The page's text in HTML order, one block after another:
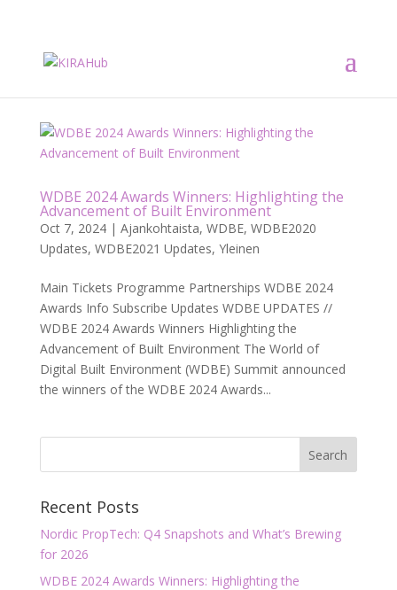
WDBE 2024 Awards Winners: Highlighting the
Advancement of Built Environment
Oct 7, 2024| Ajankohtaista, WDBE, WDBE2020
Updates, WDBE2021 Updates, Yleinen
Main Tickets Programme Partnerships WDBE 2024
Awards Info Subscribe Updates WDBE UPDATES //
WDBE 2024 Awards Winners Highlighting the
Advancement of Built Environment The World of
Digital Built Environment (WDBE) Summit announced
the winners of the WDBE 2024 Awards...
Recent Posts
Nordic PropTech: Q4 Snapshots and What’s Brewing
for 2026
WDBE 2024 Awards Winners: Highlighting the